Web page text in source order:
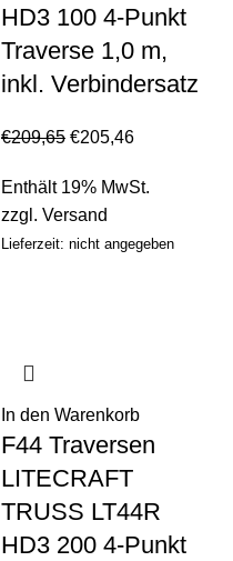
HD3 100 4-Punkt
Traverse 1,0 m,
inkl. Verbindersatz
€209,65 €205,46
Enthält 19% MwSt.
zzgl. Versand
Lieferzeit: nicht angegeben
In den Warenkorb
F44 Traversen
LITECRAFT
TRUSS LT44R
HD3 200 4-Punkt